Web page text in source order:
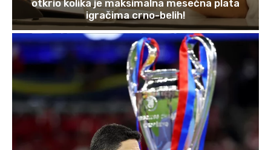
otkrio kolika je maksimalna mesečna plata
igračima crno-belih!